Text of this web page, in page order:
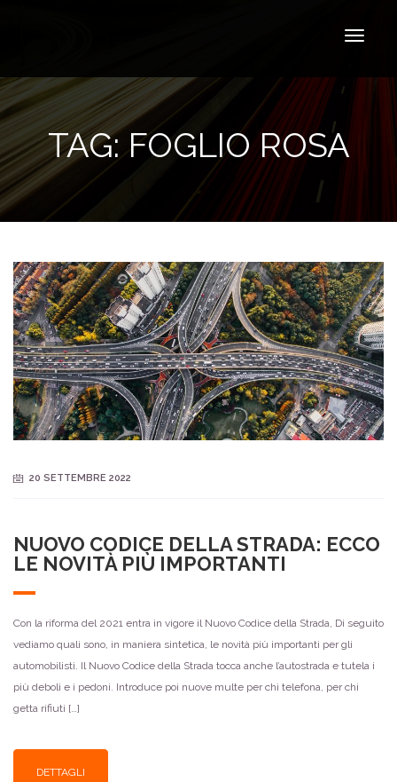
TAG:FOGLIO ROSA
20 SETTEMBRE 2022
NUOVO CODICE DELLA STRADA: ECCO
LE NOVITÀ PIÙ IMPORTANTI
Con la riforma del 2021 entra in vigore il Nuovo Codice della Strada, Di seguito
vediamo quali sono, in maniera sintetica, le novità più importanti per gli
automobilisti. Il Nuovo Codice della Strada tocca anche l’autostrada e tutela i
più deboli e i pedoni. Introduce poi nuove multe per chi telefona, per chi
getta rifiuti […]
DETTAGLI